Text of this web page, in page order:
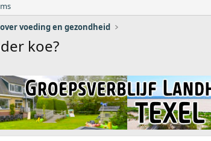
voeding en gezondheid
koe?